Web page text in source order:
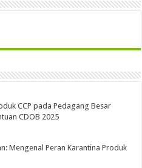
CCP pada Pedagang Besar
CDOB 2025
Mengenal Peran Karantina Produk